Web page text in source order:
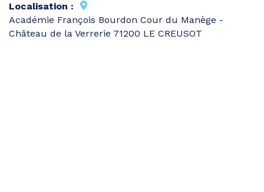
Localisation :
Académie François Bourdon Cour du Manège -
Château de la Verrerie 71200 LE CREUSOT